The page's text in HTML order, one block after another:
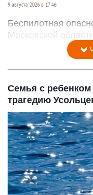
9 августа 2026 в 17:46
Беспилотная
Московской области.
Семья с ребенком
трагедию